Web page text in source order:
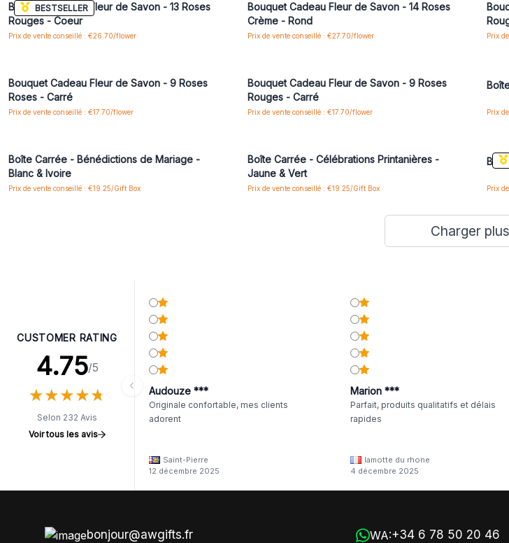
BESTSELLER
Bouquet Cadeau Fleur de Savon - 13 Roses
Rouges - Coeur
Prix de vente conseillé : €26.70/flower
Bouquet Cadeau Fleur de Savon - 14 Roses
Crème - Rond
Prix de vente conseillé : €27.70/flower Prix
Bouquet Cadeau Fleur de Savon - 9 Roses
Roses - Carré
Prix de vente conseillé : €17.70/flower
Bouquet Cadeau Fleur de Savon - 9 Roses
Rouges - Carré
Prix de vente conseillé : €17.70/flower Prix
Boîte Carrée - Bénédictions de Mariage -
Blanc & Ivoire
Prix de vente conseillé : €19.25/Gift Box
Boîte Carrée - Célébrations Printanières -
Jaune & Vert
Prix de vente conseillé : €19.25/Gift Box Prix
Charger plus
CUSTOMER RATING
4.75/5
★★★★★
★★★★★
Selon 232 Avis
Voir tous les avis
Audouze ***
Originale confortable, mes clients
adorent
Saint-Pierre
12 décembre 2025
Marion ***
Parfait, produits qualitatifs et délais
rapides
lamotte du rhone
4 décembre 2025
bonjour@awgifts.fr WA:+34 6 78 50 20 46